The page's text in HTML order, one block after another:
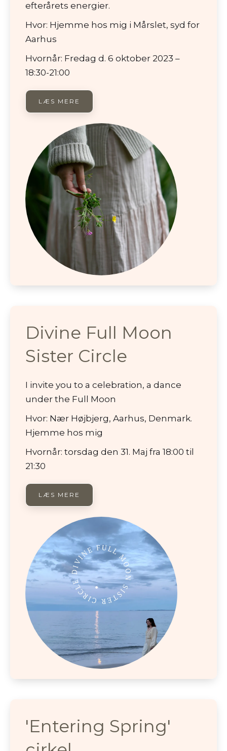
efterårets energier.
Hvor: Hjemme hos mig i Mårslet, syd for
Aarhus
Hvornår: Fredag d. 6 oktober 2023 –
18:30-21:00
LÆS MERE
Divine Full Moon
Sister Circle
I invite you to a celebration, a dance
under the Full Moon
Hvor: Nær Højbjerg, Aarhus, Denmark.
Hjemme hos mig
Hvornår: torsdag den 31. Maj fra 18:00 til
21:30
LÆS MERE
'Entering Spring'